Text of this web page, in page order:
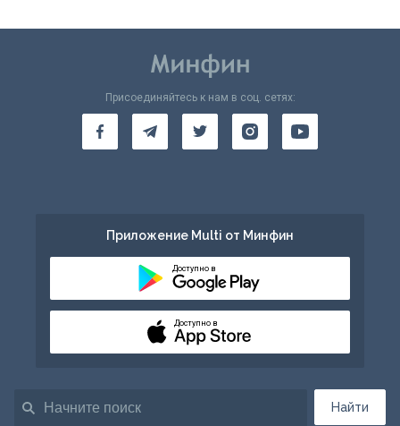
Найти
Присоединяйтесь к нам в соц. сетях:
Приложение Multi от Минфин
Доступно в
Доступно в